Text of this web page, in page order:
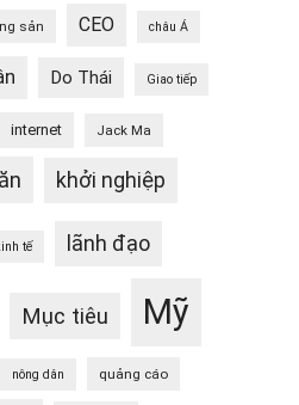
sản CEO châu Á
Do Thái Giao tiếp
internet Jack Ma
khởi nghiệp
tế lãnh đạo
Mục tiêu Mỹ
nông dân quảng cáo